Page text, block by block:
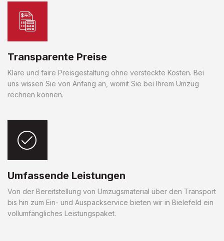
Transparente Preise
Klare und faire Preisgestaltung ohne versteckte Kosten. Bei
uns wissen Sie von Anfang an, womit Sie bei Ihrem Umzug
rechnen können.
Umfassende Leistungen
Von der Bereitstellung von Umzugsmaterial über den Transport
bis hin zum Ein- und Auspackservice bieten wir in Bielefeld ein
vollumfängliches Leistungspaket.